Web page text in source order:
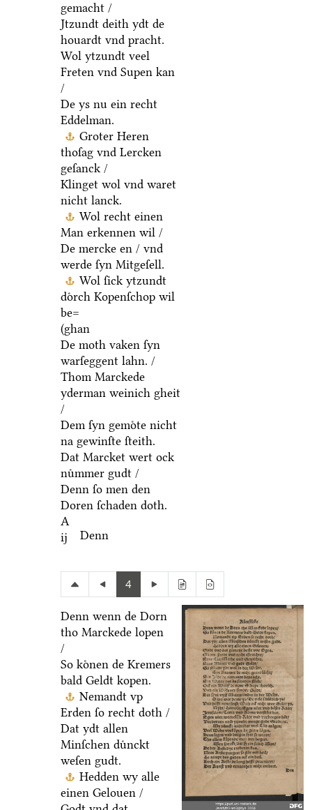
gemacht /
Jtzundt deith ydt de
houardt vnd pracht.
Wol ytzundt veel
Freten vnd Supen kan
/
De ys nu ein recht
Eddelman.
Groter Heren
thoſag vnd Lercken
geſanck /
Klinget wol vnd waret
nicht lanck.
Wol recht einen
Man erkennen wil /
De mercke en / vnd
werde ſyn Mitgeſell.
Wol ſick ytzundt
doͤrch Kopenſchop wil
be=
(ghan
De moth vaken ſyn
warſeggent lahn. /
Thom Marckede
yderman weinich gheit
/
Dem ſyn gemoͤte nicht
na gewinſte ſteith.
Dat Marcket wert ock
nuͤmmer gudt /
Denn ſo men den
Doren ſchaden doth.
A
ij
Denn
4
Denn wenn de Dorn
tho Marckede lopen
/
So koͤnen de Kremers
bald Geldt kopen.
Nemandt vp
Erden ſo recht doth /
Dat ydt allen
Minſchen duͤnckt
weſen gudt.
Hedden wy alle
einen Gelouen /